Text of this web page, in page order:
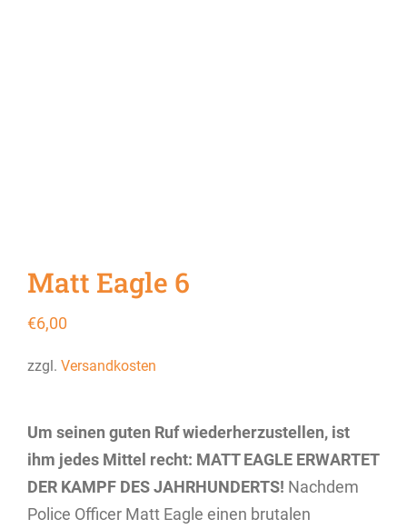
Matt Eagle 6
€6,00
zzgl. Versandkosten
Um seinen guten Ruf wiederherzustellen, ist
ihm jedes Mittel recht: MATT EAGLE ERWARTET
DER KAMPF DES JAHRHUNDERTS! Nachdem
Police Officer Matt Eagle einen brutalen